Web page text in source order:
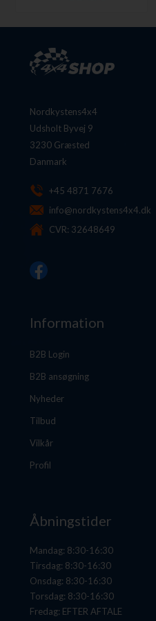
Nordkystens4x4
Udsholt Byvej 9
3230 Græsted
Danmark
+45 4871 7676
info@nordkystens4x4.dk
CVR: 32648649
Information
B2B Login
B2B ansøgning
Nyheder
Tilbud
Vilkår
Profil
Åbningstider
Mandag: 8:30-16:30
Tirsdag: 8:30-16:30
Onsdag: 8:30-16:30
Torsdag: 8:30-16:30
Fredag: EFTER AFTALE